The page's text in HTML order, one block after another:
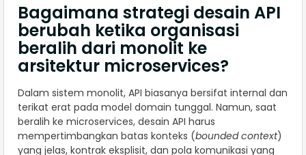
Bagaimana strategi desain API
berubah ketika organisasi
beralih dari monolit ke
arsitektur microservices?
Dalam sistem monolit, API biasanya bersifat internal dan
terikat erat pada model domain tunggal. Namun, saat
beralih ke microservices, desain API harus
mempertimbangkan batas konteks (bounded context)
yang jelas, kontrak eksplisit, dan pola komunikasi yang